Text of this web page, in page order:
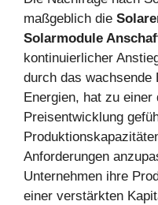
maßgeblich die
Solarmodule
kontinuierlicher
durch das wachsende
Energien, hat zu einer
Preisentwicklung
Anforderungen
Unternehmen ihre
einer verstärkten